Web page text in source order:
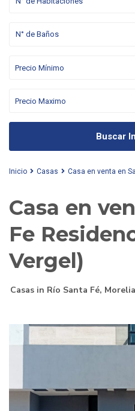
N° de Baños
Buscar
Inicio Casas Casa en venta en
Casa en
Fe
Vergel)
Casas in Río Santa Fé, Morelia